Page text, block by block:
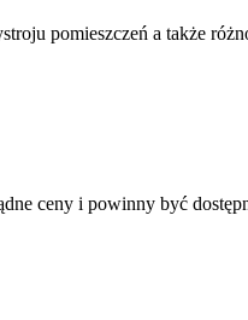
pomieszczeń a także
ceny i powinny być